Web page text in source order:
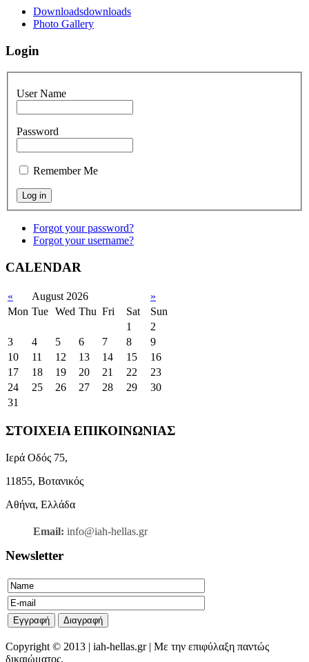
Downloadsdownloads
Photo Gallery
Login
User Name
Password
Remember Me
Forgot your password?
Forgot your username?
CALENDAR
« August 2026
»
Mon Tue Wed Thu Fri Sat
Sun
1
2
3
4 5 6 7 8
9
10
11 12 13 14 15
16
17
18 19 20 21 22
23
24
25 26 27 28 29
30
31
ΣΤΟΙΧΕΙΑ ΕΠΙΚΟΙΝΩΝΙΑΣ
Ιερά Οδός 75,
11855, Βοτανικός
Αθήνα, Ελλάδα
Email: info@iah-hellas.gr
Newsletter
Copyright © 2013 | iah-hellas.gr | Με την επιφύλαξη παντώς
δικαιώματος.